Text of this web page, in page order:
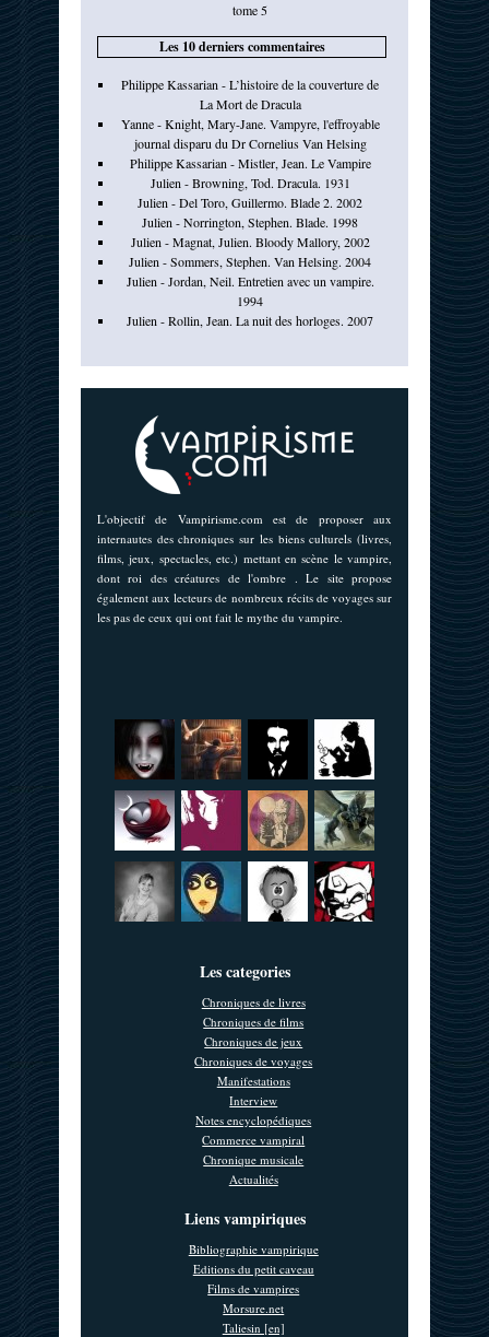
tome 5
Les 10 derniers commentaires
Philippe Kassarian - L’histoire de la couverture de
La Mort de Dracula
Yanne - Knight, Mary-Jane. Vampyre, l'effroyable
journal disparu du Dr Cornelius Van Helsing
Philippe Kassarian - Mistler, Jean. Le Vampire
Julien - Browning, Tod. Dracula. 1931
Julien - Del Toro, Guillermo. Blade 2. 2002
Julien - Norrington, Stephen. Blade. 1998
Julien - Magnat, Julien. Bloody Mallory, 2002
Julien - Sommers, Stephen. Van Helsing. 2004
Julien - Jordan, Neil. Entretien avec un vampire.
1994
Julien - Rollin, Jean. La nuit des horloges. 2007
L'objectif de Vampirisme.com est de proposer aux
internautes des chroniques sur les biens culturels (livres,
films, jeux, spectacles, etc.) mettant en scène le vampire,
dont roi des créatures de l'ombre . Le site propose
également aux lecteurs de nombreux récits de voyages sur
les pas de ceux qui ont fait le mythe du vampire.
Les categories
Chroniques de livres
Chroniques de films
Chroniques de jeux
Chroniques de voyages
Manifestations
Interview
Notes encyclopédiques
Commerce vampiral
Chronique musicale
Actualités
Liens vampiriques
Bibliographie vampirique
Editions du petit caveau
Films de vampires
Morsure.net
Taliesin [en]